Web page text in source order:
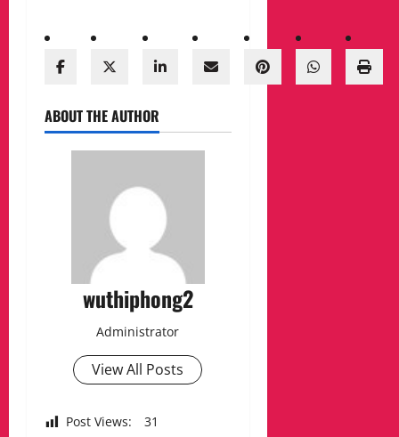
ABOUT THE AUTHOR
wuthiphong2
Administrator
View All Posts
Post Views: 31